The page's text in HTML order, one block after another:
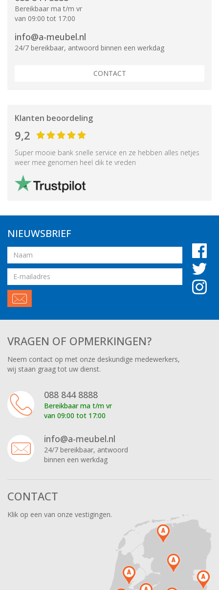
Bereikbaar ma t/m vr
van 09:00 tot 17:00
info@a-meubel.nl
24/7 bereikbaar, antwoord binnen een werkdag
CONTACT
Klanten beoordeling
9,2
Super mooie bank snelle service en ze hebben alles netjes
weer mee genomen heel dik te vreden
NIEUWSBRIEF
Naam
Email
adres
VRAGEN OF OPMERKINGEN?
Neem contact op met onze deskundige medewerkers,
wij staan graag tot uw dienst.
088 844 8888
Bereikbaar ma t/m vr
van 09:00 tot 17:00
info@a-meubel.nl
24/7 bereikbaar, antwoord
binnen een werkdag
CONTACT
Klik op een van onze vestigingen.